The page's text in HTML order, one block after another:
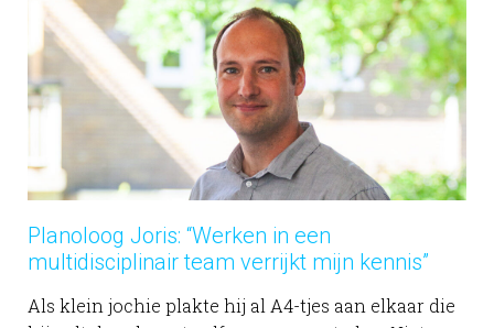
Planoloog Joris: “Werken in een
multidisciplinair team verrijkt mijn kennis”
Als klein jochie plakte hij al A4-tjes aan elkaar die